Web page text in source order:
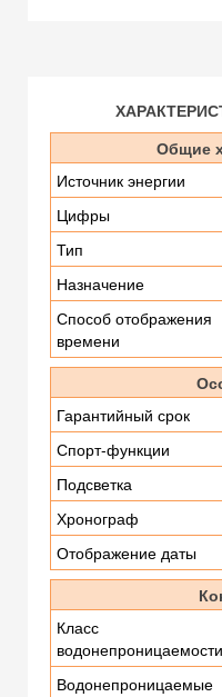
Общие
Источник энергии
Цифры
Тип
Назначение
Способ отображения
времени
Гарантийный срок
Спорт-функции
Подсветка
Хронограф
Отображение даты
Класс
водонепроницаемости
Водонепроницаемые